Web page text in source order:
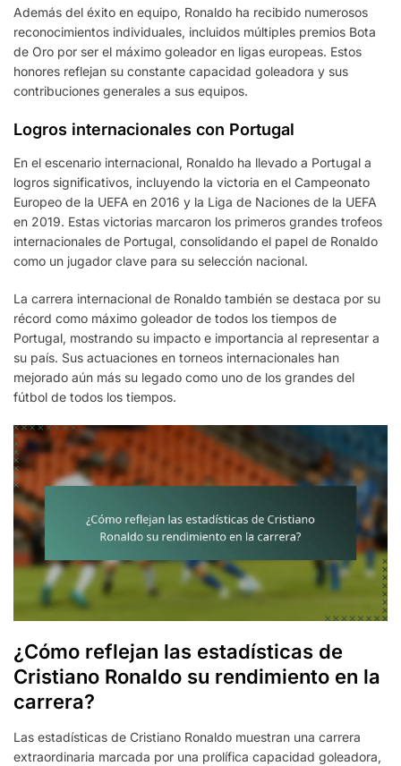
Además del éxito en equipo, Ronaldo ha recibido numerosos
reconocimientos individuales, incluidos múltiples premios Bota
de Oro por ser el máximo goleador en ligas europeas. Estos
honores reflejan su constante capacidad goleadora y sus
contribuciones generales a sus equipos.
Logros internacionales con Portugal
En el escenario internacional, Ronaldo ha llevado a Portugal a
logros significativos, incluyendo la victoria en el Campeonato
Europeo de la UEFA en 2016 y la Liga de Naciones de la UEFA
en 2019. Estas victorias marcaron los primeros grandes trofeos
internacionales de Portugal, consolidando el papel de Ronaldo
como un jugador clave para su selección nacional.
La carrera internacional de Ronaldo también se destaca por su
récord como máximo goleador de todos los tiempos de
Portugal, mostrando su impacto e importancia al representar a
su país. Sus actuaciones en torneos internacionales han
mejorado aún más su legado como uno de los grandes del
fútbol de todos los tiempos.
¿Cómo reflejan las estadísticas de
Cristiano Ronaldo su rendimiento en la
carrera?
Las estadísticas de Cristiano Ronaldo muestran una carrera
extraordinaria marcada por una prolífica capacidad goleadora,